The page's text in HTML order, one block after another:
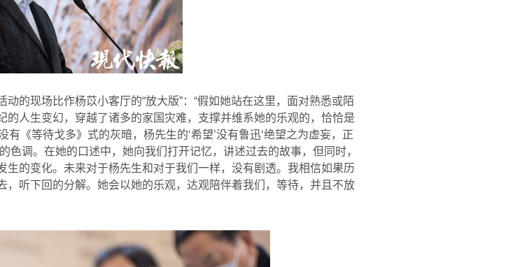
的现场比作杨苡小客厅的“放大版”：“假如她站在这里，面对熟悉或陌
人生变幻，穿越了诸多的家国灾难，支撑并维系她的乐观的，恰恰是
《等待戈多》式的灰暗，杨先生的‘希望’没有鲁迅‘绝望之为虚妄，正
色调。在她的口述中，她向我们打开记忆，讲述过去的故事，但同时，
的变化。未来对于杨先生和对于我们一样，没有剧透。我相信如果历
听下回的分解。她会以她的乐观，达观陪伴着我们，等待，并且不放